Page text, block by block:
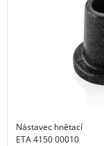
Nástavec hnětací
ETA 4150 00010